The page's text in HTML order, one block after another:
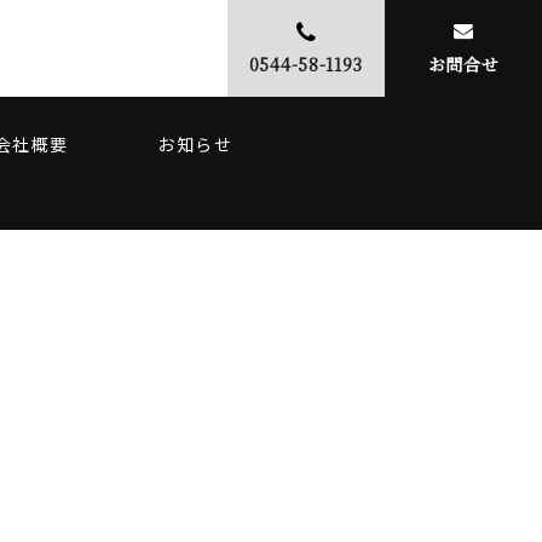
0544-58-1193 お問合せ
社概要 お知らせ